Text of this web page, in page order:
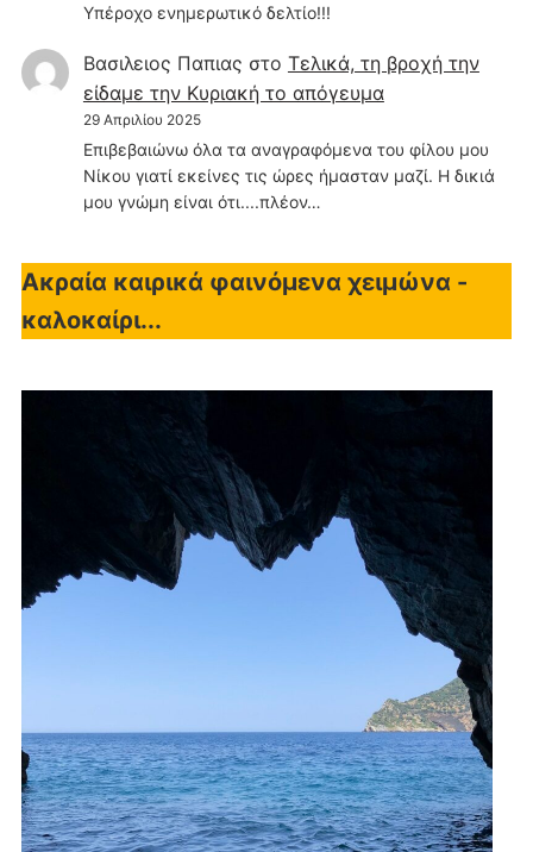
Υπέροχο ενημερωτικό δελτίο!!!
Βασιλειος Παπιας στο Τελικά, τη βροχή την
είδαμε την Κυριακή το απόγευμα
29 Απριλίου 2025
Επιβεβαιώνω όλα τα αναγραφόμενα του φίλου μου
Νίκου γιατί εκείνες τις ώρες ήμασταν μαζί. Η δικιά
μου γνώμη είναι ότι....πλέον…
Ακραία καιρικά φαινόμενα χειμώνα -
καλοκαίρι...